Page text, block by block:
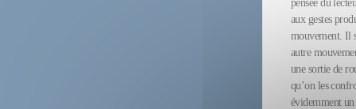
pensée du
aux gestes
mouvement. Il
autre
une sortie de
qu’on les
évidemment